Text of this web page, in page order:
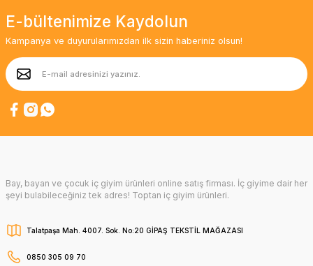
E-bültenimize Kaydolun
Kampanya ve duyurularımızdan ilk sizin haberiniz olsun!
Bay, bayan ve çocuk iç giyim ürünleri online satış firması. İç giyime dair her
şeyi bulabileceğiniz tek adres! Toptan iç giyim ürünleri.
Talatpaşa Mah. 4007. Sok. No:20 GİPAŞ TEKSTİL MAĞAZASI
0850 305 09 70